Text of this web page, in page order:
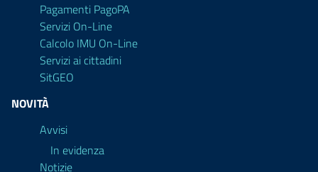
Pagamenti PagoPA
Servizi On-Line
Calcolo IMU On-Line
Servizi ai cittadini
SitGEO
NOVITÀ
Avvisi
In evidenza
Notizie